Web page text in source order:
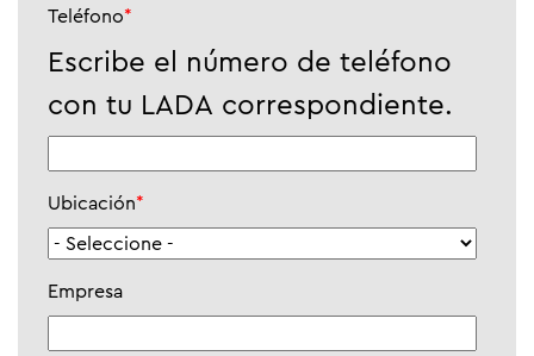
Teléfono*
Escribe el número de teléfono
con tu LADA correspondiente.
Ubicación*
Empresa